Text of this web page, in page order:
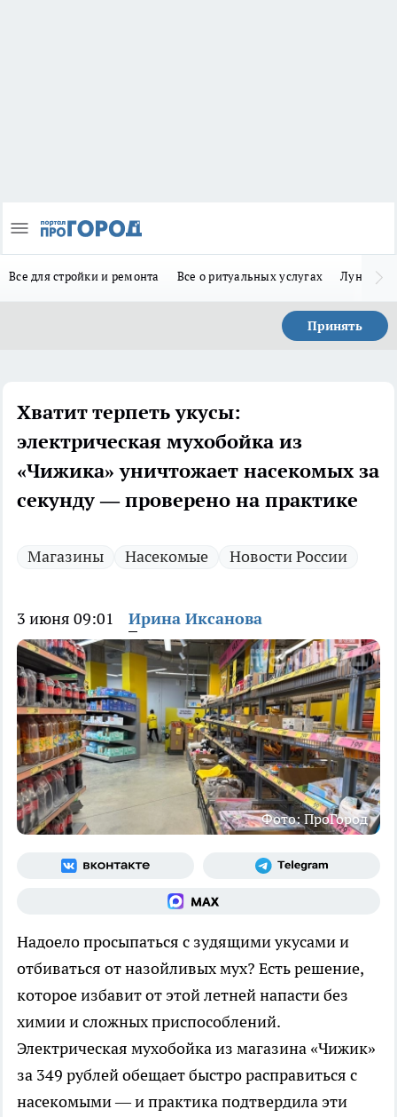
Все для стройки и ремонта Все о ритуальных услугах Лунно-
Принять
Хватит терпеть укусы:
электрическая мухобойка из
«Чижика» уничтожает насекомых за
секунду — проверено на практике
Магазины Насекомые Новости России
3 июня 09:01 Ирина Иксанова
Фото: ПроГород
Надоело просыпаться с зудящими укусами и
отбиваться от назойливых мух? Есть решение,
которое избавит от этой летней напасти без
химии и сложных приспособлений.
Электрическая мухобойка из магазина «Чижик»
за 349 рублей обещает быстро расправиться с
насекомыми — и практика подтвердила эти